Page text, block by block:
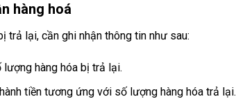
hàng hoá
trả lại, cần ghi nhận thông tin như sau:
lượng hàng hóa bị trả lại.
tiền tương ứng với số lượng hàng hóa trả lại.